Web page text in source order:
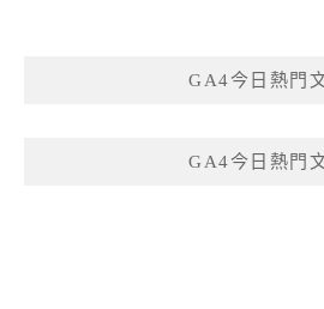
GA4今日熱門
GA4今日熱門